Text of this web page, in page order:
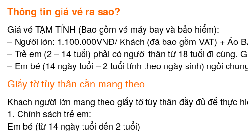
Thông tin giá vé ra sao?
Giá vé TẠM TÍNH (Bao gồm vé máy bay và bảo hiểm):
– Người lớn: 1.100.000VNĐ/ Khách (đã bao gồm VAT) + Áo
– Trẻ em (2 – 14 tuổi) phải có người thân từ 18 tuổi đi cùng.
– Em bé (14 ngày tuổi – 2 tuổi tính theo ngày sinh) ngồi
Giấy tờ tùy thân cần mang theo
Khách người lớn mang theo giấy tờ tùy thân đầy đủ để thực
1. Chính sách trẻ em:
Em bé (từ 14 ngày tuổi đến 2 tuổi)